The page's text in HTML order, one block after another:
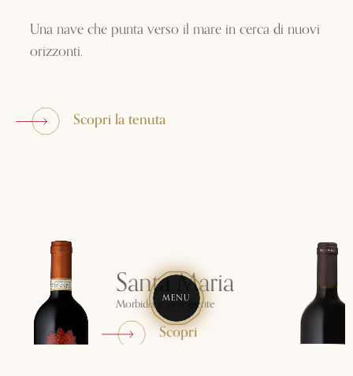
MENU
Una nave che punta verso il mare in cerca di nuovi
orizzonti.
Scopri la tenuta
Santa Maria
Morbido e avvolgente
Scopri